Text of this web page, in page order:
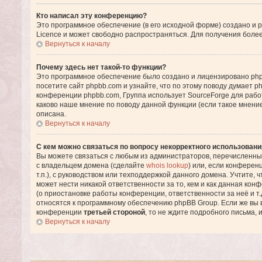
Кто написал эту конференцию?
Это программное обеспечение (в его исходной форме) создано и
Licence и может свободно распространяться. Для получения
Вернуться к началу
Почему здесь нет такой-то функции?
Это программное обеспечение было создано и лицензировано
посетите сайт phpbb.com и узнайте, что по этому поводу думает
конференции phpbb.com, Группа использует SourceForge для
каково наше мнение по поводу данной функции (если такое
описана.
Вернуться к началу
С кем можно связаться по вопросу некорректного
Вы можете связаться с любым из администраторов,
с владельцем домена (сделайте whois lookup) или, если
т.п.), с руководством или техподдержкой данного домена. Учтите,
может нести никакой ответственности за то, кем и как данная
(о приостановке работы конференции, ответственности за неё и
относятся к программному обеспечению phpBB Group. Если же
конференции третьей стороной , то не ждите подробного
Вернуться к началу